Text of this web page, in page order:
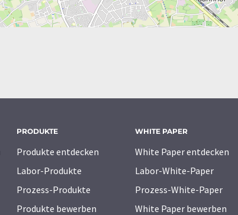
PRODUKTE
Produkte entdecken
Labor-Produkte
Prozess-Produkte
Produkte bewerben
WHITE PAPER
White Paper entdecken
Labor-White-Paper
Prozess-White-Paper
White Paper bewerben